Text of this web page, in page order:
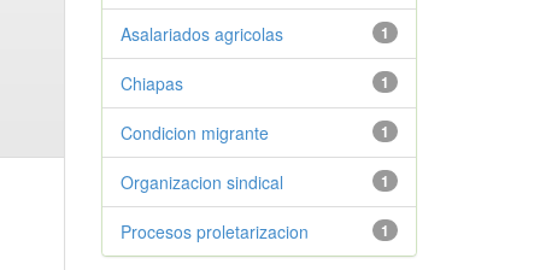
1
Asalariados agricolas
1
Chiapas
1
Condicion migrante
1
Organizacion sindical
1
Procesos proletarizacion